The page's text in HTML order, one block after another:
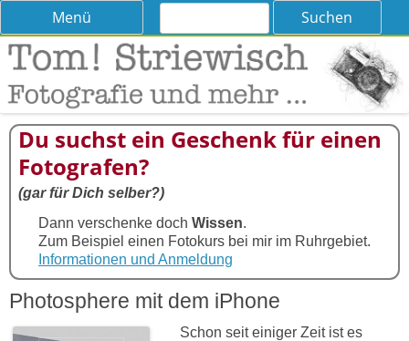
Tom! Striewisch – Fotografieren
lernen
Tipps und Tricks und Meinungen zur Fotografie
Menü
Skip
content
Suchen
Du suchst ein Geschenk für einen
Fotografen?
(gar für Dich selber?)
Dann verschenke doch Wissen.
Zum Beispiel einen Fotokurs bei mir im Ruhrgebiet.
Informationen und Anmeldung
Photosphere mit dem iPhone
Schon seit einiger Zeit ist es